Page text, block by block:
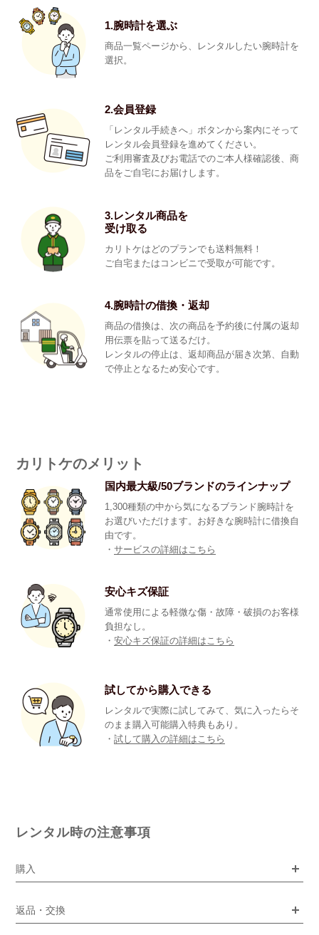
1.腕時計を選ぶ
商品一覧ページから、レンタルしたい腕時計を
選択。
2.会員登録
「レンタル手続きへ」ボタンから案内にそって
レンタル会員登録を進めてください。
ご利用審査及びお電話でのご本人様確認後、商
品をご自宅にお届けします。
3.レンタル商品を
受け取る
カリトケはどのプランでも送料無料！
ご自宅またはコンビニで受取が可能です。
4.腕時計の借換・返却
商品の借換は、次の商品を予約後に付属の返却
用伝票を貼って送るだけ。
レンタルの停止は、返却商品が届き次第、自動
で停止となるため安心です。
カリトケのメリット
国内最大級/50ブランドのラインナップ
1,300種類の中から気になるブランド腕時計を
お選びいただけます。お好きな腕時計に借換自
由です。
・サービスの詳細はこちら
安心キズ保証
通常使用による軽微な傷・故障・破損のお客様
負担なし。
・安心キズ保証の詳細はこちら
試してから購入できる
レンタルで実際に試してみて、気に入ったらそ
のまま購入可能購入特典もあり。
・試して購入の詳細はこちら
レンタル時の注意事項
購入
返品・交換